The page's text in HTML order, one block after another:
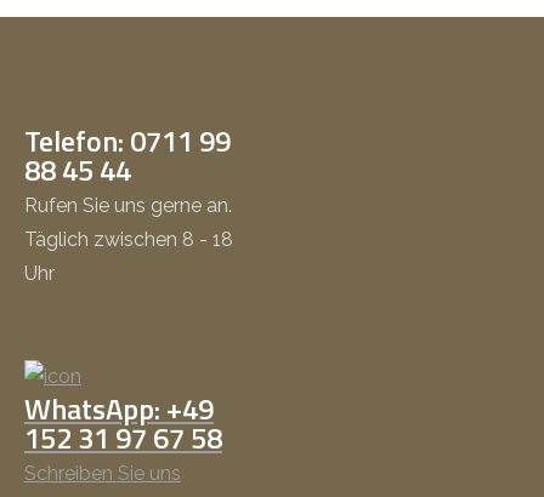
Telefon: 0711 99
88 45 44
Rufen Sie uns gerne an.
Täglich zwischen 8 - 18
Uhr
WhatsApp: +49
152 31 97 67 58
Schreiben Sie uns